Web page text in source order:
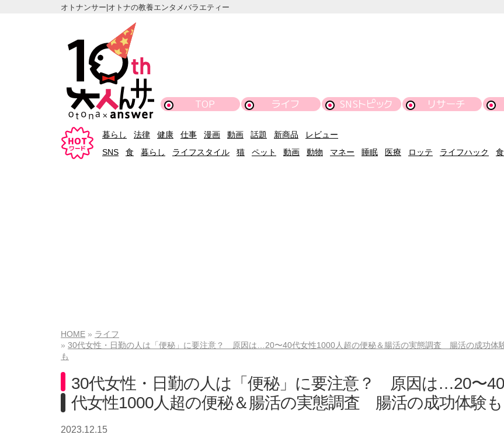
オトナンサー|オトナの教養エンタメバラエティー
TOP ライフ SNSトピック リサーチ
暮らし 法律 健康 仕事 漫画 動画 話題 新商品
レビュー
SNS
食 暮らし ライフスタイル 猫 ペット 動画 動物 マネー 睡眠 医療 ロッテ ライフハック
HOME
ライフ
30代女性・日勤の人は「便秘」に要注意？ 原因は…20〜40代女性1000人超の便秘＆腸活の実態調査 腸活の成功体
も
30代女性・日勤の人は「便秘」に要注意？ 原因は…20〜40
代女性1000人超の便秘＆腸活の実態調査 腸活の成功体験も
2023.12.15